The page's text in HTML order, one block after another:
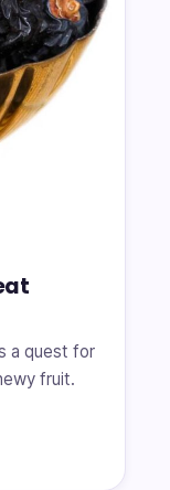
a quest for
fruit.